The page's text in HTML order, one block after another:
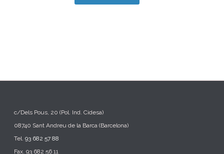
c/Dels Pous, 20 (Pol. Ind. Cidesa)
08740 Sant Andreu de la Barca (Barcelona)
Tel.93 682 57 88
Fax. 93 682 56 11